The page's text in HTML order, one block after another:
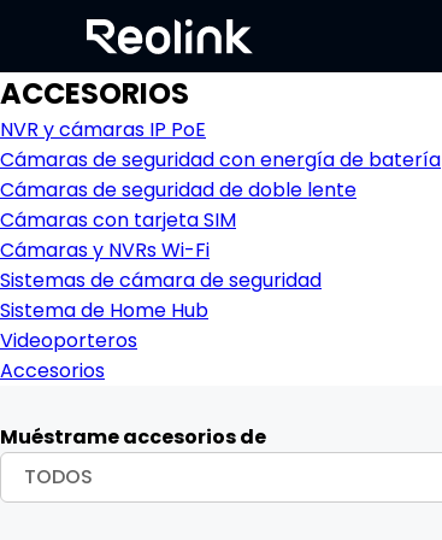
ACCESORIOS
NVR y cámaras IP PoE
Cámaras de seguridad con energía de batería
Cámaras de seguridad de doble lente
Cámaras con tarjeta SIM
Cámaras y NVRs Wi-Fi
Sistemas de cámara de seguridad
Sistema de Home Hub
Videoporteros
Accesorios
Muéstrame accesorios de
TODOS